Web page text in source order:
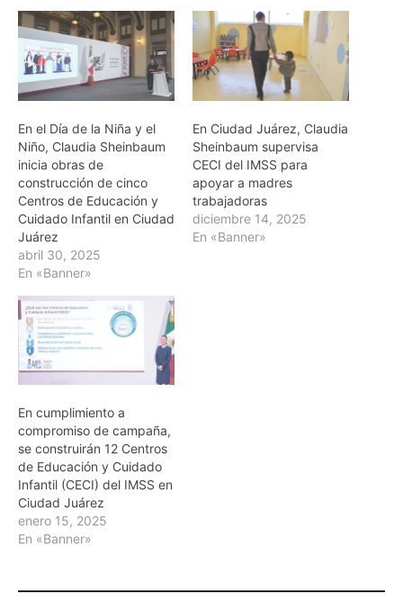
En el Día de la Niña y el
Niño, Claudia Sheinbaum
inicia obras de
construcción de cinco
Centros de Educación y
Cuidado Infantil en Ciudad
Juárez
abril 30, 2025
En «Banner»
En Ciudad Juárez, Claudia
Sheinbaum supervisa
CECI del IMSS para
apoyar a madres
trabajadoras
diciembre 14, 2025
En «Banner»
En cumplimiento a
compromiso de campaña,
se construirán 12 Centros
de Educación y Cuidado
Infantil (CECI) del IMSS en
Ciudad Juárez
enero 15, 2025
En «Banner»